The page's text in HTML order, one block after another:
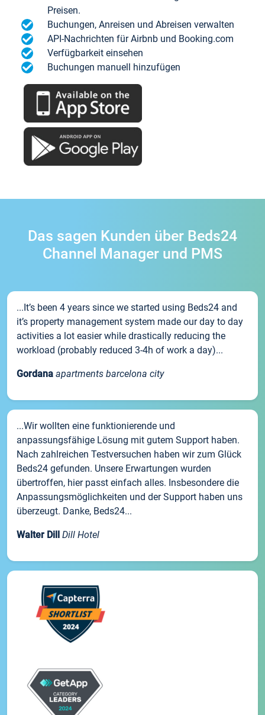
Preisen.
Buchungen, Anreisen und Abreisen verwalten
API-Nachrichten für Airbnb und Booking.com
Verfügbarkeit einsehen
Buchungen manuell hinzufügen
Das sagen Kunden über Beds24
Channel Manager und PMS
...It’s been 4 years since we started using Beds24 and
it’s property management system made our day to day
activities a lot easier while drastically reducing the
workload (probably reduced 3-4h of work a day)...
Gordana apartments barcelona city
...Wir wollten eine funktionierende und
anpassungsfähige Lösung mit gutem Support haben.
Nach zahlreichen Testversuchen haben wir zum Glück
Beds24 gefunden. Unsere Erwartungen wurden
übertroffen, hier passt einfach alles. Insbesondere die
Anpassungsmöglichkeiten und der Support haben uns
überzeugt. Danke, Beds24...
Walter Dill Dill Hotel